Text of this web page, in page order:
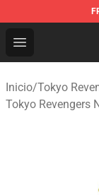
Open menu
Tokyo
Inicio/Tokyo
Tokyo Revengers